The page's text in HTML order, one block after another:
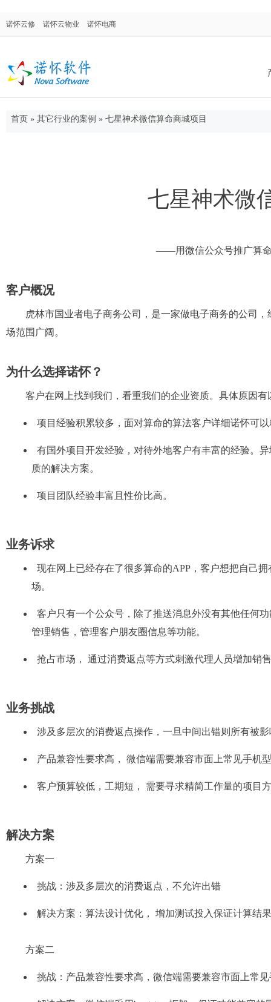
诺怀云修 诺怀云物业 诺怀电商
诺怀物业管理
首页 » 其它行业的案例 » 七星神术微信算命商城项目
七星神术微
——用微信公众号推广算
客户概况
虎林市国业者电子商务公司，是一家做电子商务的公司
场范围广阔。
为什么选择诺怀？
客户在网上找到我们，看重我们的企业资质。具体原因有
项目经验积累较多，面对算命的算法客户详细诺怀可
有国外项目开发经验，对待外地客户有丰富的经验。
质的解决方案。
项目团队经验丰富且性价比高。
业务诉求
现在网上已经存在了很多算命的APP，客户想把自己
场。
客户只有一个公众号，除了推送消息外没有其他任何
管理销售，管理客户朋友圈信息等功能。
抢占市场， 通过消费返点等方式刺激代理人员增加销
业务挑战
涉及多层次的消费返点操作，一旦中间出错则所有被
产品兼容性要求高， 微信端需要兼容市面上常见手机
客户预算较低，工期短， 需要寻求精简工作量的项目
解决方案
方案一
挑战：涉及多层次的消费返点，不允许出错
解决方案：算法设计优化， 增加测试投入保证计算结
方案二
挑战：产品兼容性要求高，微信端需要兼容市面上常